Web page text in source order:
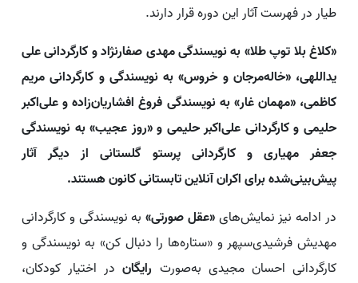
طیار در فهرست آثار این دوره قرار دارند.
«کلاغ بلا توپ طلا» به نویسندگی مهدی صفارنژاد و کارگردانی علی
یداللهی، «خاله‌مرجان و خروس» به نویسندگی و کارگردانی مریم
کاظمی، «مهمان غار» به نویسندگی فروغ افشاریان‌زاده و علی‌اکبر
حلیمی و کارگردانی علی‌اکبر حلیمی و «روز عجیب» به نویسندگی
جعفر مهیاری و کارگردانی پرستو گلستانی از دیگر آثار
پیش‌بینی‌شده برای اکران آنلاین تابستانی کانون هستند.
در ادامه نیز نمایش‌های«عقل صورتی»به نویسندگی و کارگردانی
مهدیش فرشیدی‌سپهر و «ستاره‌ها را دنبال کن» به نویسندگی و
کارگردانی احسان مجیدی به‌صورت رایگاندر اختیار کودکان،